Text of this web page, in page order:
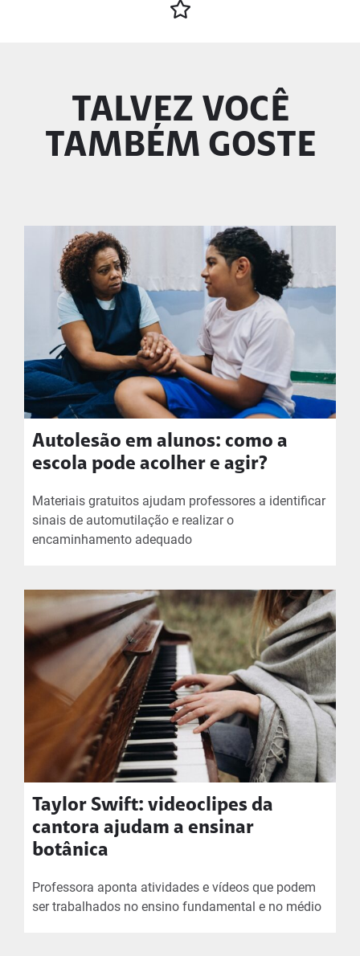
TALVEZ VOCÊ
TAMBÉM GOSTE
Autolesão em alunos: como a
escola pode acolher e agir?
Materiais gratuitos ajudam professores a identificar
sinais de automutilação e realizar o
encaminhamento adequado
Taylor Swift: videoclipes da
cantora ajudam a ensinar
botânica
Professora aponta atividades e vídeos que podem
ser trabalhados no ensino fundamental e no médio